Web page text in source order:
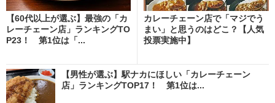
【60代以上が選ぶ】最強の「カ
レーチェーン店」ランキングTO
P23！ 第1位は「...
カレーチェーン店で「マジでう
まい」と思うのはどこ？【人気
投票実施中】
【男性が選ぶ】駅ナカにほしい「カレーチェーン
店」ランキングTOP17！ 第1位は...